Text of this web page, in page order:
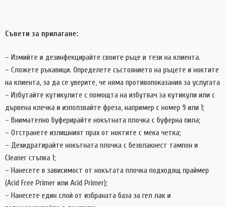
Съвети за прилагане:
– Измийте и дезинфекцирайте своите ръце и тези на клиента.
– Сложете ръкавици. Определете състоянието на ръцете и ноктите
на клиента, за да се уверите, че няма противопоказания за услугата
– Избутайте кутикулите с помощта на избутвач за кутикули или с
дървена клечка и използвайте фреза, например с номер 9 или 1;
– Внимателно буферирайте нокътната плочка с буферна пила;
– Отстранете излишният прах от ноктите с мека четка;
– Дехидратирайте нокътната плочка с безвлакнест тампон и
Cleaner стъпка 1;
– Нанесете в зависимост от нокътата плочка подходящ праймер
(Acid Free Primer или Acid Primer);
– Нанесете един слой от избраната база за гел лак и